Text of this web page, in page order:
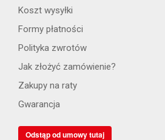
Koszt wysyłki
Formy płatności
Polityka zwrotów
Jak złożyć zamówienie?
Zakupy na raty
Gwarancja
Odstąp od umowy tutaj